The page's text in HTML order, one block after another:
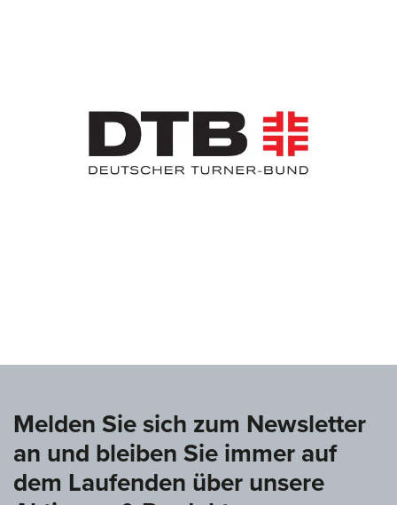
Melden Sie sich zum Newsletter
an und bleiben Sie immer auf
dem Laufenden über unsere